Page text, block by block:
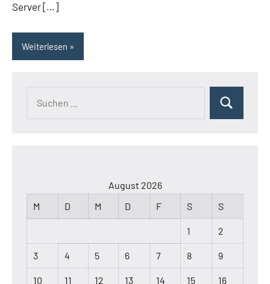
Server […]
Weiterlesen
Suchen
August 2026
M
D M D F S S
1 2
3 4 5 6 7 8 9
10 11 12 13 14 15 16